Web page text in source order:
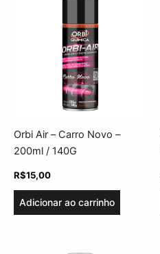
Orbi Air – Carro Novo –
200ml / 140G
R$15,00
Adicionar ao carrinho